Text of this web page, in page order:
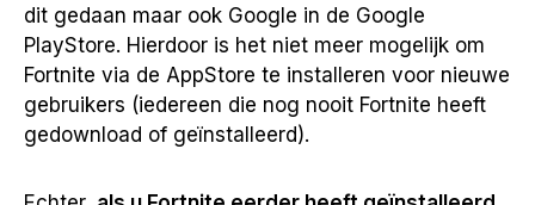
dit gedaan maar ook Google in de Google
PlayStore. Hierdoor is het niet meer mogelijk om
Fortnite via de AppStore te installeren voor nieuwe
gebruikers (iedereen die nog nooit Fortnite heeft
gedownload of geïnstalleerd).